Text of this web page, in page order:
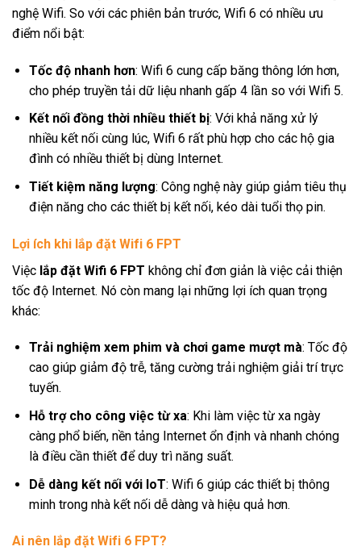
nghệ Wifi. So với các phiên bản trước, Wifi 6 có nhiều ưu
điểm nổi bật:
Tốc độ nhanh hơn: Wifi 6 cung cấp băng thông lớn hơn,
cho phép truyền tải dữ liệu nhanh gấp 4 lần so với Wifi 5.
Kết nối đồng thời nhiều thiết bị: Với khả năng xử lý
nhiều kết nối cùng lúc, Wifi 6 rất phù hợp cho các hộ gia
đình có nhiều thiết bị dùng Internet.
Tiết kiệm năng lượng: Công nghệ này giúp giảm tiêu thụ
điện năng cho các thiết bị kết nối, kéo dài tuổi thọ pin.
Lợi ích khi lắp đặt Wifi 6 FPT
Việc lắp đặt Wifi 6 FPT không chỉ đơn giản là việc cải thiện
tốc độ Internet. Nó còn mang lại những lợi ích quan trọng
khác:
Trải nghiệm xem phim và chơi game mượt mà: Tốc độ
cao giúp giảm độ trễ, tăng cường trải nghiệm giải trí trực
tuyến.
Hỗ trợ cho công việc từ xa: Khi làm việc từ xa ngày
càng phổ biến, nền tảng Internet ổn định và nhanh chóng
là điều cần thiết để duy trì năng suất.
Dễ dàng kết nối với IoT: Wifi 6 giúp các thiết bị thông
minh trong nhà kết nối dễ dàng và hiệu quả hơn.
Ai nên lắp đặt Wifi 6 FPT?